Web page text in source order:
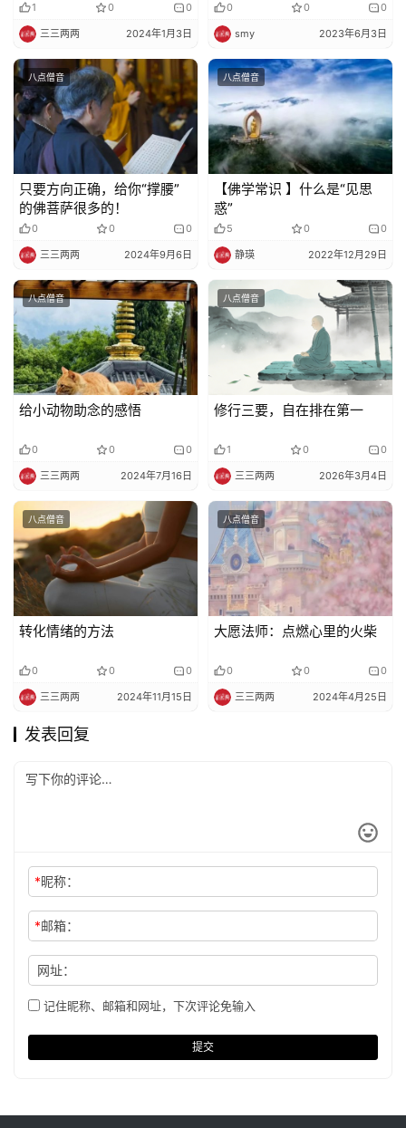
1 0 0
三三两两 2024年1月3日
0 0 0
smy 2023年6月3日
八点僧音
只要方向正确，给你“撑腰”
的佛菩萨很多的！
0 0 0
三三两两 2024年9月6日
八点僧音
【佛学常识 】什么是“见思
惑”
5 0 0
静瑛 2022年12月29日
八点僧音
给小动物助念的感悟
0 0 0
三三两两 2024年7月16日
八点僧音
修行三要，自在排在第一
1 0 0
三三两两 2026年3月4日
八点僧音
转化情绪的方法
0 0 0
三三两两 2024年11月15日
八点僧音
大愿法师：点燃心里的火柴
0 0 0
三三两两 2024年4月25日
发表回复
*昵称：
*邮箱：
网址：
记住昵称、邮箱和网址，下次评论免输入
提交